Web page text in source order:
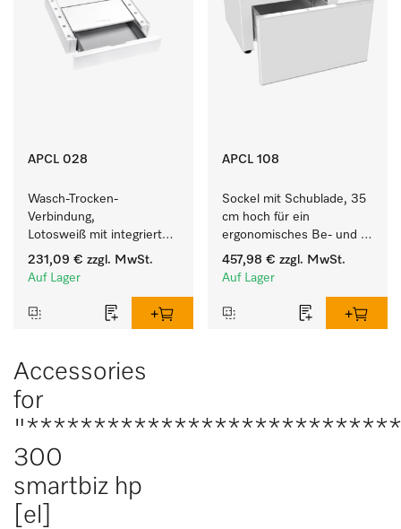
APCL 028
Wasch-Trocken-
Verbindung,
Lotosweiß mit integrierter
Schublade für eine
besonders komfortable
231,09 € zzgl. MwSt.
Auf Lager
APCL 108
Sockel mit Schublade, 35
cm hoch für ein
ergonomisches Be- und
Entladen von
Waschmaschine und
457,98 € zzgl. MwSt.
Auf Lager
Accessories
for
300
smartbiz hp
[el]